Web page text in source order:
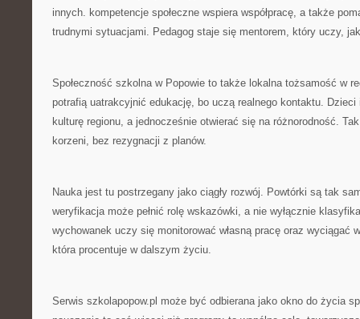
innych. kompetencje społeczne wspiera współpracę, a także
trudnymi sytuacjami. Pedagog staje się mentorem, który uczy,
Społeczność szkolna w Popowie to także lokalna tożsamość w
potrafią uatrakcyjnić edukację, bo uczą realnego kontaktu. Dzieci
kulturę regionu, a jednocześnie otwierać się na różnorodność.
korzeni, bez rezygnacji z planów.
Nauka jest tu postrzegany jako ciągły rozwój. Powtórki są tak
weryfikacja może pełnić rolę wskazówki, a nie wyłącznie
wychowanek uczy się monitorować własną pracę oraz wyciągać
która procentuje w dalszym życiu.
Serwis szkolapopow.pl może być odbierana jako okno do życia